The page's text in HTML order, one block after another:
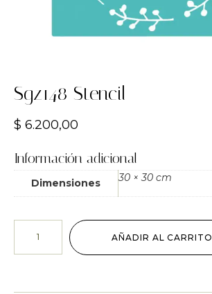
Sgz148 Stencil
$ 6.200,00
Información adicional
Dimensiones 30 × 30 cm
AÑADIR AL CARRITO